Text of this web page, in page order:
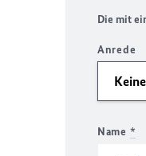
Die mit
Anrede
Name *